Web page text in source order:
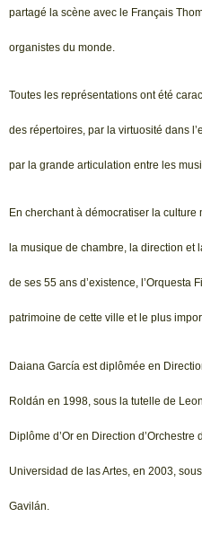
partagé la scène avec le Français
organistes du monde.
Toutes les représentations ont été
des répertoires, par la virtuosité dans
par la grande articulation entre les
En cherchant à démocratiser la
la musique de chambre, la direction
de ses 55 ans d’existence, l’Orquesta
patrimoine de cette ville et le plus
Daiana García est diplômée en
Roldán en 1998, sous la tutelle de
Diplôme d’Or en Direction d’Orchestre
Universidad de las Artes, en 2003,
Gavilán.